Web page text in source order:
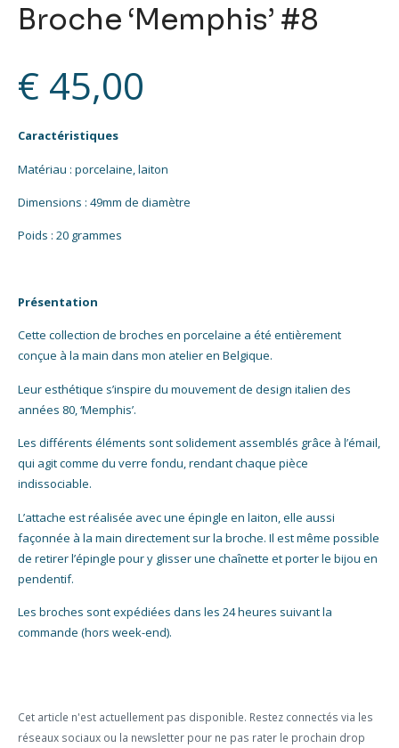
Broche ‘Memphis’ #8
€ 45,00
Caractéristiques
Matériau : porcelaine, laiton
Dimensions : 49mm de diamètre
Poids : 20 grammes
Présentation
Cette collection de broches en porcelaine a été entièrement
conçue à la main dans mon atelier en Belgique.
Leur esthétique s’inspire du mouvement de design italien des
années 80, ‘Memphis’.
Les différents éléments sont solidement assemblés grâce à l’émail,
qui agit comme du verre fondu, rendant chaque pièce
indissociable.
L’attache est réalisée avec une épingle en laiton, elle aussi
façonnée à la main directement sur la broche. Il est même possible
de retirer l’épingle pour y glisser une chaînette et porter le bijou en
pendentif.
Les broches sont expédiées dans les 24 heures suivant la
commande (hors week-end).
Cet article n'est actuellement pas disponible. Restez connectés via les
réseaux sociaux ou la newsletter pour ne pas rater le prochain drop